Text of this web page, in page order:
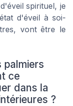
spirituel, je
d'éveil à soi-
vont être le
palmiers
ce
dans la
?